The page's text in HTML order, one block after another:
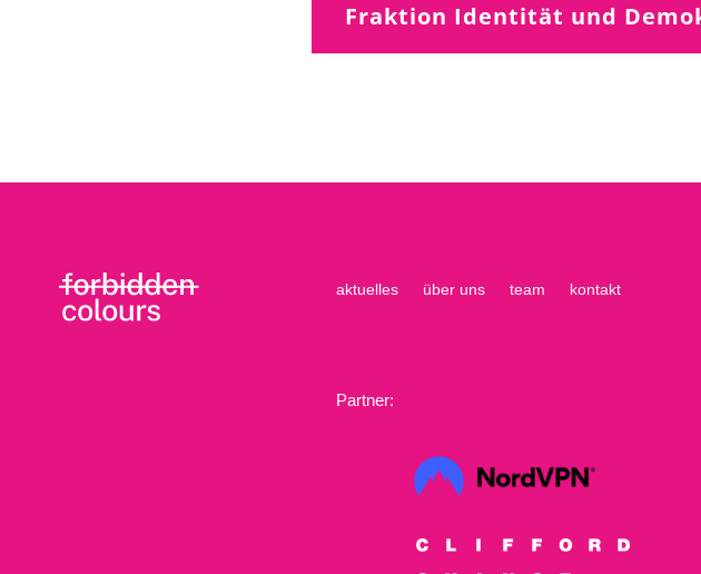
Fraktion Identität und
aktuelles über uns team kontakt
Partner: